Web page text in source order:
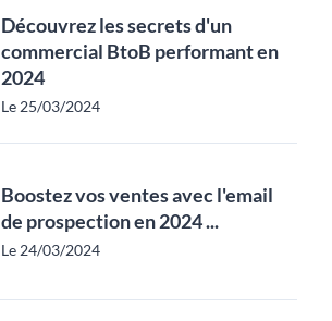
Découvrez les secrets d'un
commercial BtoB performant en
2024
Le 25/03/2024
Boostez vos ventes avec l'email
de prospection en 2024 ...
Le 24/03/2024